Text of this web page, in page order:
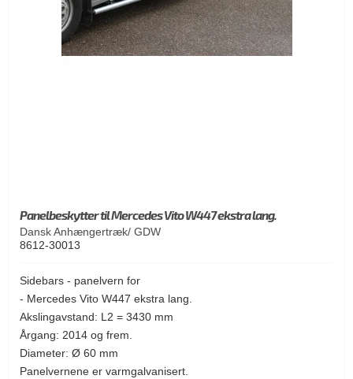
Panelbeskytter til Mercedes Vito W447 ekstra lang.
Dansk Anhængertræk/ GDW
8612-30013
Sidebars - panelvern for
- Mercedes Vito W447 ekstra lang.
Akslingavstand: L2 = 3430 mm
Årgang: 2014 og frem.
Diameter: Ø 60 mm
Panelvernene er varmgalvanisert.